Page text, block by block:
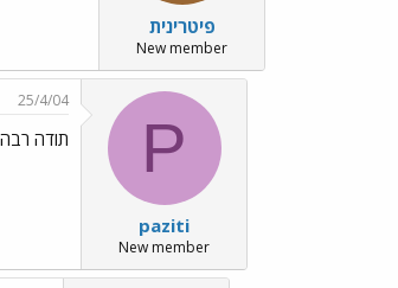
פיטרינית
New member
P
paziti
New member
25/4/04
תודה